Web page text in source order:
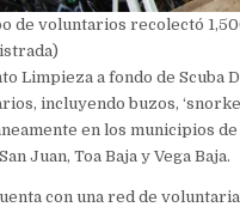
de voluntarios recolectó
Limpieza a fondo de Scuba
incluyendo buzos,
en los municipios
Juan, Toa Baja y Vega Baja.
con una red de